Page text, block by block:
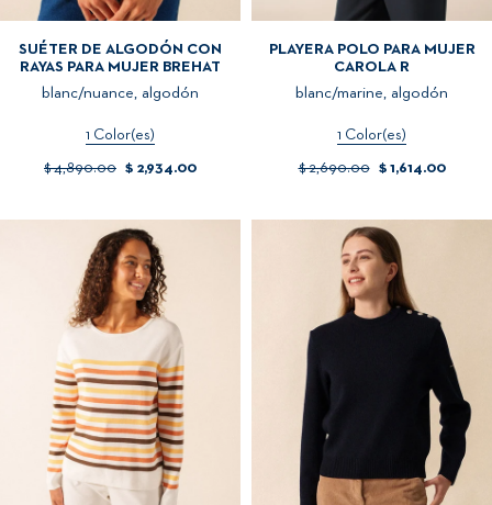
SUÉTER DE ALGODÓN CON
RAYAS PARA MUJER BREHAT
blanc/nuance, algodón
1 Color(es)
$ 4,890.00 $ 2,934.00
PLAYERA POLO PARA MUJER
CAROLA R
blanc/marine, algodón
1 Color(es)
$ 2,690.00 $ 1,614.00